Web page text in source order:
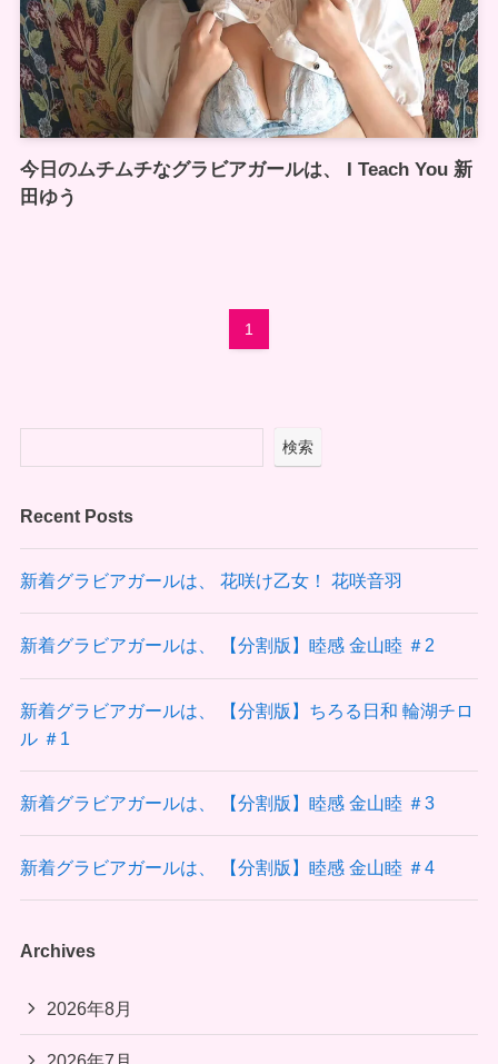
今日のムチムチなグラビアガールは、 I Teach You 新
田ゆう
1
検索
Recent Posts
新着グラビアガールは、 花咲け乙女！ 花咲音羽
新着グラビアガールは、 【分割版】睦感 金山睦 ＃2
新着グラビアガールは、 【分割版】ちろる日和 輪湖チロ
ル ＃1
新着グラビアガールは、 【分割版】睦感 金山睦 ＃3
新着グラビアガールは、 【分割版】睦感 金山睦 ＃4
Archives
2026年8月